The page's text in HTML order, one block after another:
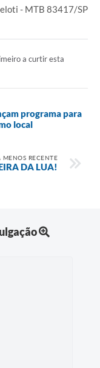
- MTB 83417/SP
a curtir esta
programa para
local
MENOS RECENTE
DA LUA!